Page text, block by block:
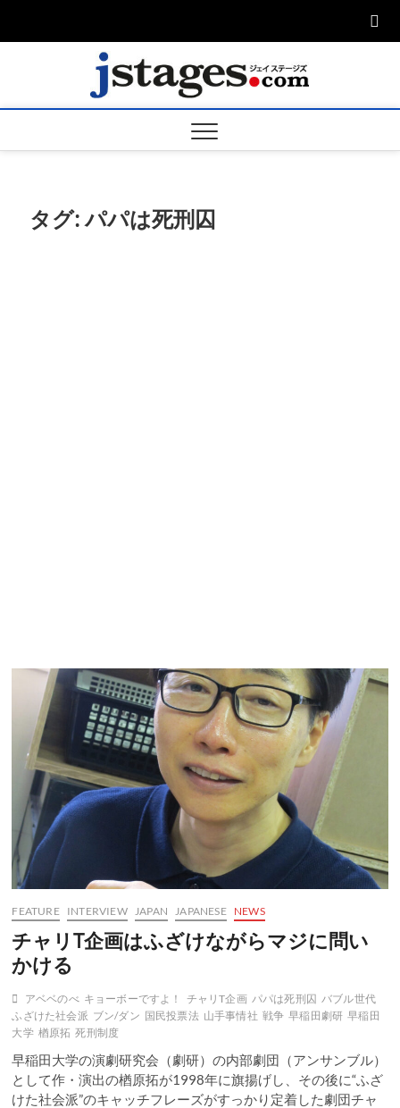
ージ
タグ:パパは死刑囚
FEATURE INTERVIEW JAPAN JAPANESE NEWS
チャリT企画はふざけながらマジに問い
かける
アベベのべ キョーボーですよ！ チャリT企画 パパは死刑囚 バブル世代
ふざけた社会派 ブン/ダン 国民投票法 山手事情社 戦争 早稲田劇研 早稲田
大学 楢原拓 死刑制度
早稲田大学の演劇研究会（劇研）の内部劇団（アンサンブル）
として作・演出の楢原拓が1998年に旗揚げし、その後に“ふざ
けた社会派”のキャッチフレーズがすっかり定着した劇団チャ